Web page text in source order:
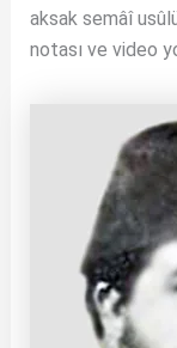
aksak semâî
notası ve video